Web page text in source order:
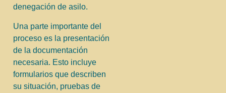
denegación de asilo.
Una parte importante del
proceso es la presentación
de la documentación
necesaria. Esto incluye
formularios que describen
su situación, pruebas de